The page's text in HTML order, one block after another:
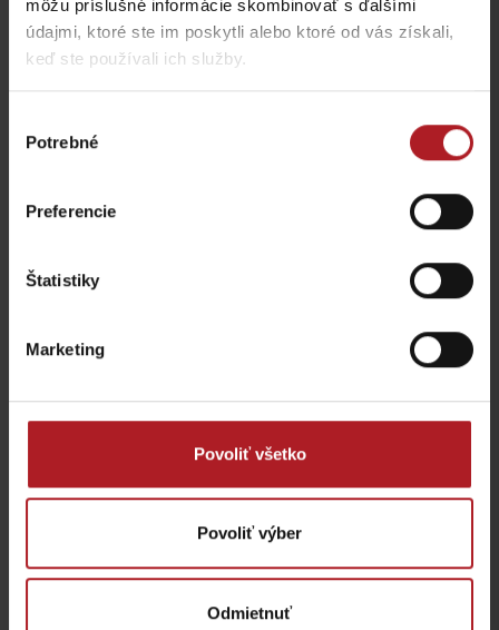
môžu príslušné informácie skombinovať s ďalšími
údajmi, ktoré ste im poskytli alebo ktoré od vás získali,
keď ste používali ich služby.
súhlasu
Potrebné
Preferencie
Štatistiky
Marketing
Povoliť všetko
Povoliť výber
Odmietnuť
Aktivity a relax v gh blízkosti:
hotel Kráľova studňa –
Národný park Veľká
Ľubochňa
záhrada
Liptovské Revúce